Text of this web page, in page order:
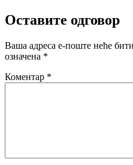
Оставите одговор
Ваша адреса е-поште неће
означена *
Коментар *